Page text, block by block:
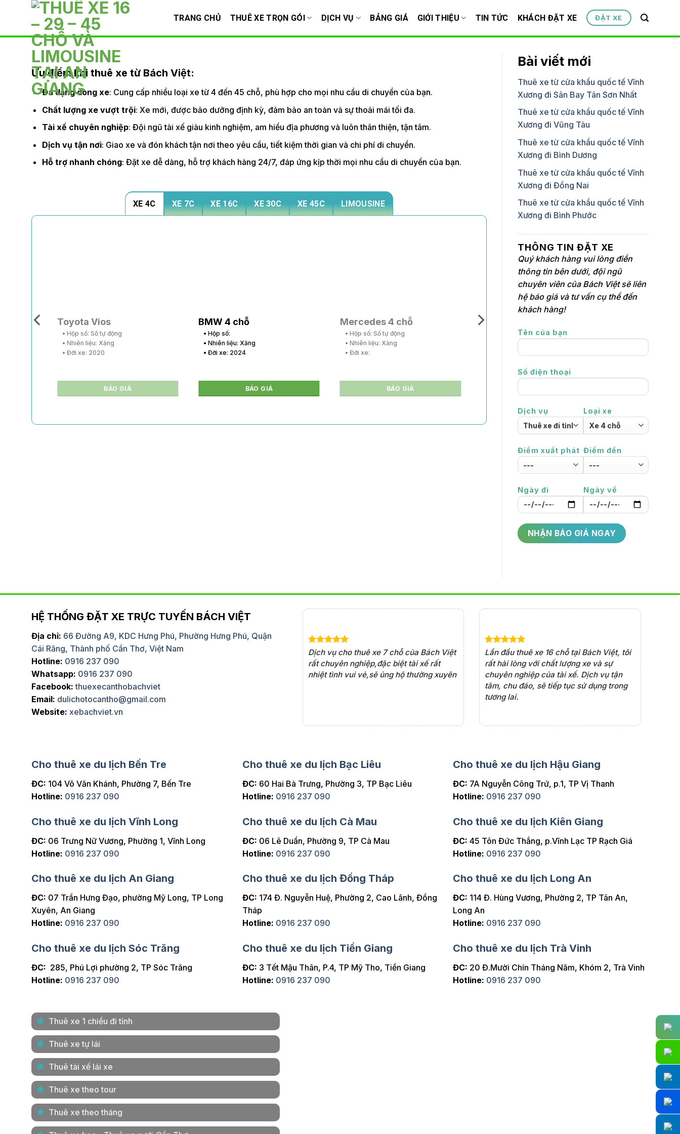
TRANG CHỦ THUÊ XE TRỌN GÓI DỊCH VỤ BẢNG GIÁ GIỚI THIỆU TIN TỨC KHÁCH ĐẶT XE ĐẶT XE
Ưu điểm khi thuê xe từ Bách Việt:
Đa dạng dòng xe: Cung cấp nhiều loại xe từ 4 đến 45 chỗ, phù hợp cho mọi nhu cầu di chuyển của bạn.
Chất lượng xe vượt trội: Xe mới, được bảo dưỡng định kỳ, đảm bảo an toàn và sự thoải mái tối đa.
Tài xế chuyên nghiệp: Đội ngũ tài xế giàu kinh nghiệm, am hiểu địa phương và luôn thân thiện, tận tâm.
Dịch vụ tận nơi: Giao xe và đón khách tận nơi theo yêu cầu, tiết kiệm thời gian và chi phí di chuyển.
Hỗ trợ nhanh chóng: Đặt xe dễ dàng, hỗ trợ khách hàng 24/7, đáp ứng kịp thời mọi nhu cầu di chuyển của bạn.
XE 4C XE 7C XE 16C XE 30C XE 45C LIMOUSINE
BMW 4 chỗ
• Hộp số:
• Nhiên liệu: Xăng
• Đời xe: 2024
BÁO GIÁ
Mercedes 4 chỗ
• Hộp số: Số tự động
• Nhiên liệu: Xăng
• Đời xe:
BÁO GIÁ
Toyota Vios
• Hộp số: Số tự động
• Nhiên liệu: Xăng
• Đời xe: 2020
BÁO GIÁ
Bài viết mới
Thuê xe từ cửa khẩu quốc tế Vĩnh
Xương đi Sân Bay Tân Sơn Nhất
Thuê xe từ cửa khẩu quốc tế Vĩnh
Xương đi Vũng Tàu
Thuê xe từ cửa khẩu quốc tế Vĩnh
Xương đi Bình Dương
Thuê xe từ cửa khẩu quốc tế Vĩnh
Xương đi Đồng Nai
Thuê xe từ cửa khẩu quốc tế Vĩnh
Xương đi Bình Phước
THÔNG TIN ĐẶT XE
Quý khách hàng vui lòng điền
thông tin bên dưới, đội ngũ
chuyên viên của Bách Việt sẽ liên
hệ báo giá và tư vấn cụ thể đến
khách hàng!
Tên của bạn
Số điện thoại
Dịch vụ Loại xe
Điểm xuất phát Điểm đến
Ngày đi Ngày về
HỆ THỐNG ĐẶT XE TRỰC TUYẾN BÁCH VIỆT
Địa chỉ: 66 Đường A9, KDC Hưng Phú, Phường Hưng Phú, Quận
Cái Răng, Thành phố Cần Thơ, Việt Nam
Hotline: 0916 237 090
Whatsapp: 0916 237 090
Facebook: thuexecanthobachviet
Email: dulichotocantho@gmail.com
Website: xebachviet.vn
Dịch vụ cho thuê xe 7 chỗ của Bách Việt
rất chuyên nghiệp,đặc biệt tài xế rất
nhiệt tình vui vẻ,sẽ ủng hộ thường xuyên
Lần đầu thuê xe 16 chỗ tại Bách Việt, tôi
rất hài lòng với chất lượng xe và sự
chuyên nghiệp của tài xế. Dịch vụ tận
tâm, chu đáo, sẽ tiếp tục sử dụng trong
tương lai.
xe limousine của Bách Việt
đi xa. Dịch vụ không chỉ đạt
tài xế còn rất vui vẻ, hỗ trợ hết
hài lòng và chắc chắn sẽ thuê
Dịch vụ cho thuê xe 4 chỗ của Bách Việt
chuyến đi của chúng tôi thật thoải mái.
Cho thuê xe du lịch Bến Tre
ĐC: 104 Võ Văn Khánh, Phường 7, Bến Tre
Hotline: 0916 237 090
Cho thuê xe du lịch Vĩnh Long
ĐC: 06 Trưng Nữ Vương, Phường 1, Vĩnh Long
Hotline: 0916 237 090
Cho thuê xe du lịch An Giang
ĐC: 07 Trần Hưng Đạo, phường Mỹ Long, TP Long
Xuyên, An Giang
Hotline: 0916 237 090
Cho thuê xe du lịch Sóc Trăng
ĐC: 285, Phú Lợi phường 2, TP Sóc Trăng
Hotline: 0916 237 090
Cho thuê xe du lịch Bạc Liêu
ĐC: 60 Hai Bà Trưng, Phường 3, TP Bạc Liêu
Hotline: 0916 237 090
Cho thuê xe du lịch Cà Mau
ĐC: 06 Lê Duẩn, Phường 9, TP Cà Mau
Hotline: 0916 237 090
Cho thuê xe du lịch Đồng Tháp
ĐC: 174 Đ. Nguyễn Huệ, Phường 2, Cao Lãnh, Đồng
Tháp
Hotline: 0916 237 090
Cho thuê xe du lịch Tiền Giang
ĐC: 3 Tết Mậu Thân, P.4, TP Mỹ Tho, Tiền Giang
Hotline: 0916 237 090
Cho thuê xe du lịch Hậu Giang
ĐC: 7A Nguyễn Công Trứ, p.1, TP Vị Thanh
Hotline: 0916 237 090
Cho thuê xe du lịch Kiên Giang
ĐC:45 Tôn Đức Thắng, p.Vĩnh Lạc TP Rạch Giá
Hotline: 0916 237 090
Cho thuê xe du lịch Long An
ĐC: 114 Đ. Hùng Vương, Phường 2, TP Tân An,
Long An
Hotline: 0916 237 090
Cho thuê xe du lịch Trà Vinh
ĐC: 20 Đ.Mười Chín Tháng Năm, Khóm 2, Trà Vinh
Hotline: 0916 237 090
Thuê xe 1 chiều đi tỉnh
Thuê xe tự lái
Thuê tài xế lái xe
Thuê xe theo tour
Thuê xe theo tháng